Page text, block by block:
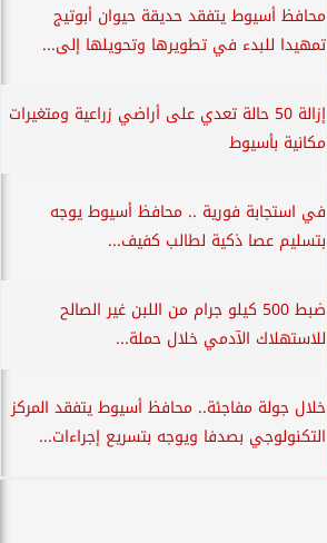
محافظ أسيوط يتفقد حديقة حيوان أبوتيج
تمهيدا للبدء في تطويرها وتحويلها إلى...
إزالة 50 حالة تعدي على أراضي زراعية ومتغيرات
مكانية بأسيوط
في استجابة فورية .. محافظ أسيوط يوجه
بتسليم عصا ذكية لطالب كفيف...
ضبط 500 كيلو جرام من اللبن غير الصالح
للاستهلاك الآدمي خلال حملة...
خلال جولة مفاجئة.. محافظ أسيوط يتفقد المركز
التكنولوجي بصدفا ويوجه بتسريع إجراءات...